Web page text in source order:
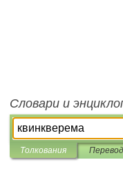
Словари и
Толкования